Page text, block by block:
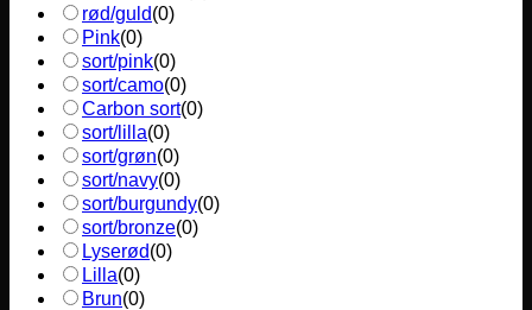
rød/guld(0)
Pink(0)
sort/pink(0)
sort/camo(0)
Carbon sort(0)
sort/lilla(0)
sort/grøn(0)
sort/navy(0)
sort/burgundy(0)
sort/bronze(0)
Lyserød(0)
Lilla(0)
Brun(0)